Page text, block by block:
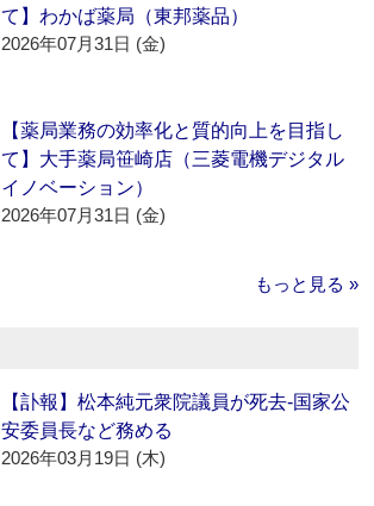
て】わかば薬局（東邦薬品）
2026年07月31日 (金)
【薬局業務の効率化と質的向上を目指し
て】大手薬局笹崎店（三菱電機デジタル
イノベーション）
2026年07月31日 (金)
もっと見る »
【訃報】松本純元衆院議員が死去‐国家公
安委員長など務める
2026年03月19日 (木)